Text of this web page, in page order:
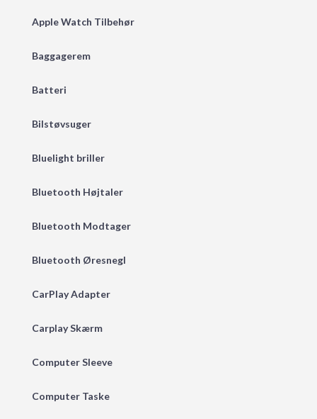
Apple Watch Tilbehør
Baggagerem
Batteri
Bilstøvsuger
Bluelight briller
Bluetooth Højtaler
Bluetooth Modtager
Bluetooth Øresnegl
CarPlay Adapter
Carplay Skærm
Computer Sleeve
Computer Taske